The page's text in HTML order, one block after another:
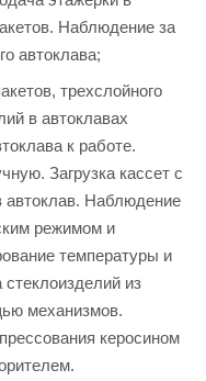
Наблюдение за
автоклава;
трехслойного
в автоклавах
к работе.
Загрузка кассет с
автоклав. Наблюдение
режимом и
температуры и
из
механизмов.
керосином